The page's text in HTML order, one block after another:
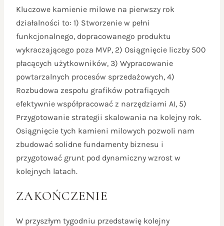
Kluczowe kamienie milowe na pierwszy rok
działalności to: 1) Stworzenie w pełni
funkcjonalnego, dopracowanego produktu
wykraczającego poza MVP, 2) Osiągnięcie liczby 500
płacących użytkowników, 3) Wypracowanie
powtarzalnych procesów sprzedażowych, 4)
Rozbudowa zespołu grafików potrafiących
efektywnie współpracować z narzędziami AI, 5)
Przygotowanie strategii skalowania na kolejny rok.
Osiągnięcie tych kamieni milowych pozwoli nam
zbudować solidne fundamenty biznesu i
przygotować grunt pod dynamiczny wzrost w
kolejnych latach.
ZAKOŃCZENIE
W przyszłym tygodniu przedstawię kolejny